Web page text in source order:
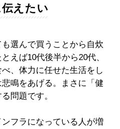
えたい
選んで買うことから自炊
えば10代後半から20代、
、体力に任せた生活をし
鳴をあげる。まさに「健
問題です。
フラになっている人が増